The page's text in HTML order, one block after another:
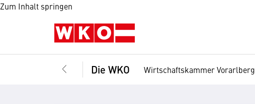
Zum Inhalt springen
Die WKO Wirtschaftskammer Vorarlberg